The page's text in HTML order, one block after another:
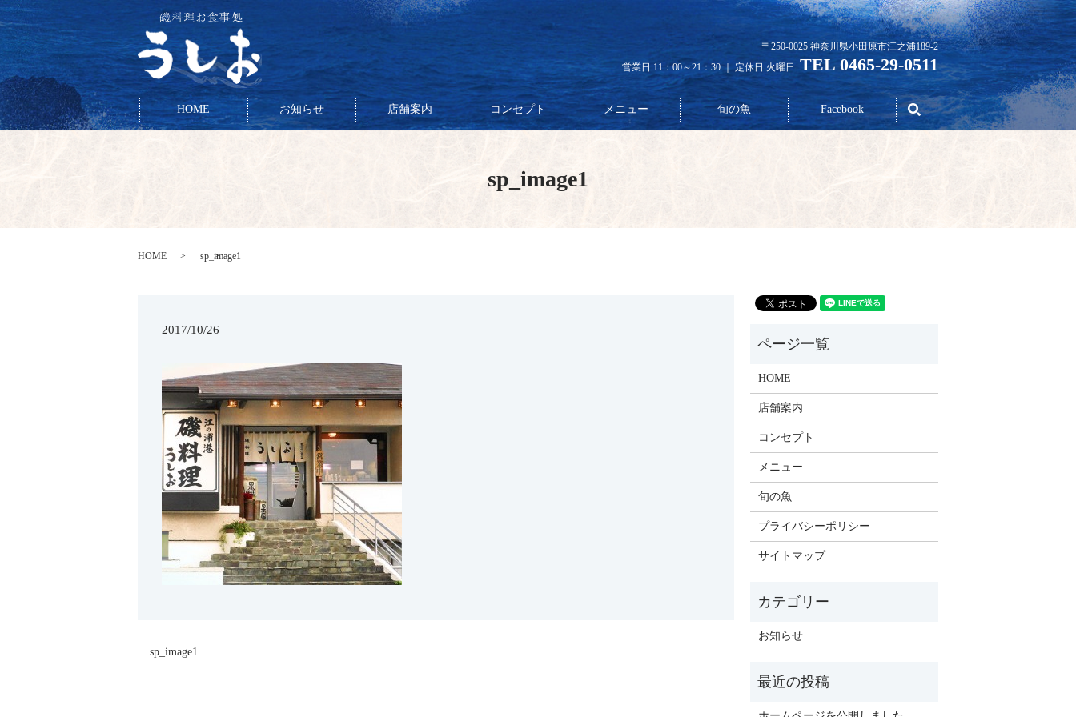
〒250-0025 神奈川県小田原市江之浦189-2
営業日 11：00～21：30 ｜ 定休日 火曜日 TEL 0465-29-0511
HOME お知らせ 店舗案内 コンセプト メニュー 旬の魚 Facebook search
sp_image1
HOME sp_image1
2017/10/26
sp_image1
HOME
店舗案内
コンセプト
メニュー
旬の魚
プライバシーポリシー
サイトマップ
お知らせ